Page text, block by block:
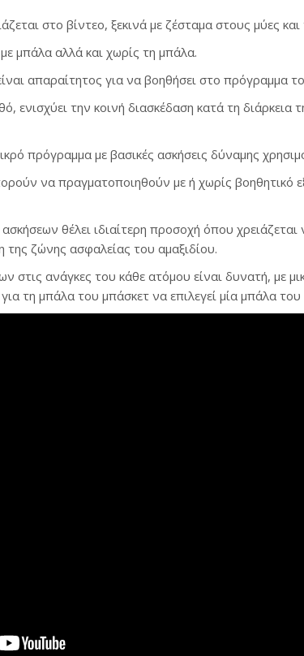
στο βίντεο, ξεκινά με ζέσταμα στους μύες
μπάλα αλλά και χωρίς τη μπάλα.
απαραίτητος για να βοηθήσει στο πρόγραμμα
ενισχύει την κοινή διασκέδαση κατά τη διάρκεια
πρόγραμμα με βασικές ασκήσεις δύναμης
να πραγματοποιηθούν με ή χωρίς βοηθητικό
θέλει ιδιαίτερη προσοχή όπου
της ζώνης ασφαλείας του αμαξιδίου.
στις ανάγκες του κάθε ατόμου είναι δυνατή, με
τη μπάλα του μπάσκετ να επιλεγεί μία μπάλα του